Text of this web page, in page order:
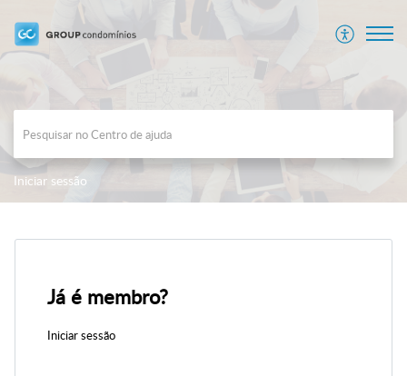
Iniciar sessão
Já é membro?
Iniciar sessão